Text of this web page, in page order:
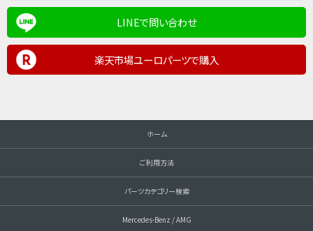
LINEで問い合わせ
楽天市場ユーロパーツで購入
ホーム
ご利用方法
パーツカテゴリー検索
Mercedes-Benz / AMG